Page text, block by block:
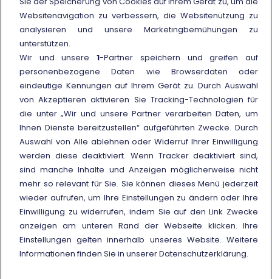
Vergütung wegen Verspätung des
Zuges
Kundendienstbüros
Häufige Fragen (FAQ)
Weitere Informationen
Nutzungsbedingungen der
nationalen und
internationalen Preise und
Angebote
Externer Link
© Gruppo FS Italiane 2025
Cookie policy
Schutz personenbezogener Daten
Websitenavigation zu verbessern, die Websitenutzung zu
analysieren und unsere Marketingbemühungen zu
unterstützen.
Wir und unsere1-Partner speichern und greifen auf
personenbezogene Daten wie Browserdaten oder
eindeutige Kennungen auf Ihrem Gerät zu. Durch Auswahl
von Akzeptieren aktivieren Sie Tracking-Technologien für
die unter „Wir und unsere Partner verarbeiten Daten, um
Ihnen Dienste bereitzustellen“ aufgeführten Zwecke. Durch
Auswahl von Alle ablehnen oder Widerruf Ihrer Einwilligung
werden diese deaktiviert. Wenn Tracker deaktiviert sind,
sind manche Inhalte und Anzeigen möglicherweise nicht
mehr so relevant für Sie. Sie können dieses Menü jederzeit
wieder aufrufen, um Ihre Einstellungen zu ändern oder Ihre
Einwilligung zu widerrufen, indem Sie auf den Link Zwecke
anzeigen am unteren Rand der Webseite klicken. Ihre
Einstellungen gelten innerhalb unseres Website. Weitere
Informationen finden Sie in unserer Datenschutzerklärung.